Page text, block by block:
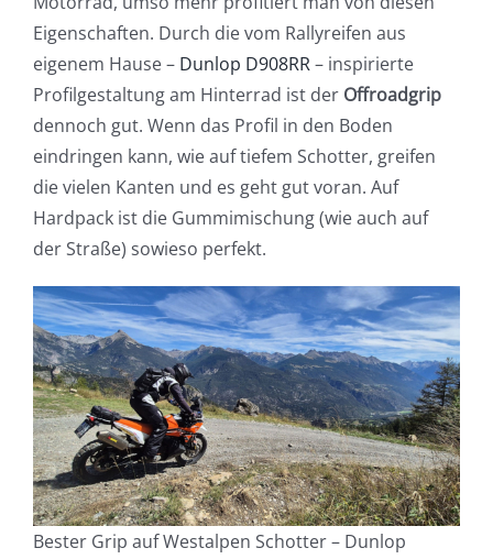
Eigenschaften. Durch die vom Rallyreifen aus
eigenem Hause – Dunlop D908RR– inspirierte
Profilgestaltung am Hinterrad ist der Offroadgrip
dennoch gut. Wenn das Profil in den Boden
eindringen kann, wie auf tiefem Schotter, greifen
die vielen Kanten und es geht gut voran. Auf
Hardpack ist die Gummimischung (wie auch auf
der Straße) sowieso perfekt.
Bester Grip auf Westalpen Schotter – Dunlop